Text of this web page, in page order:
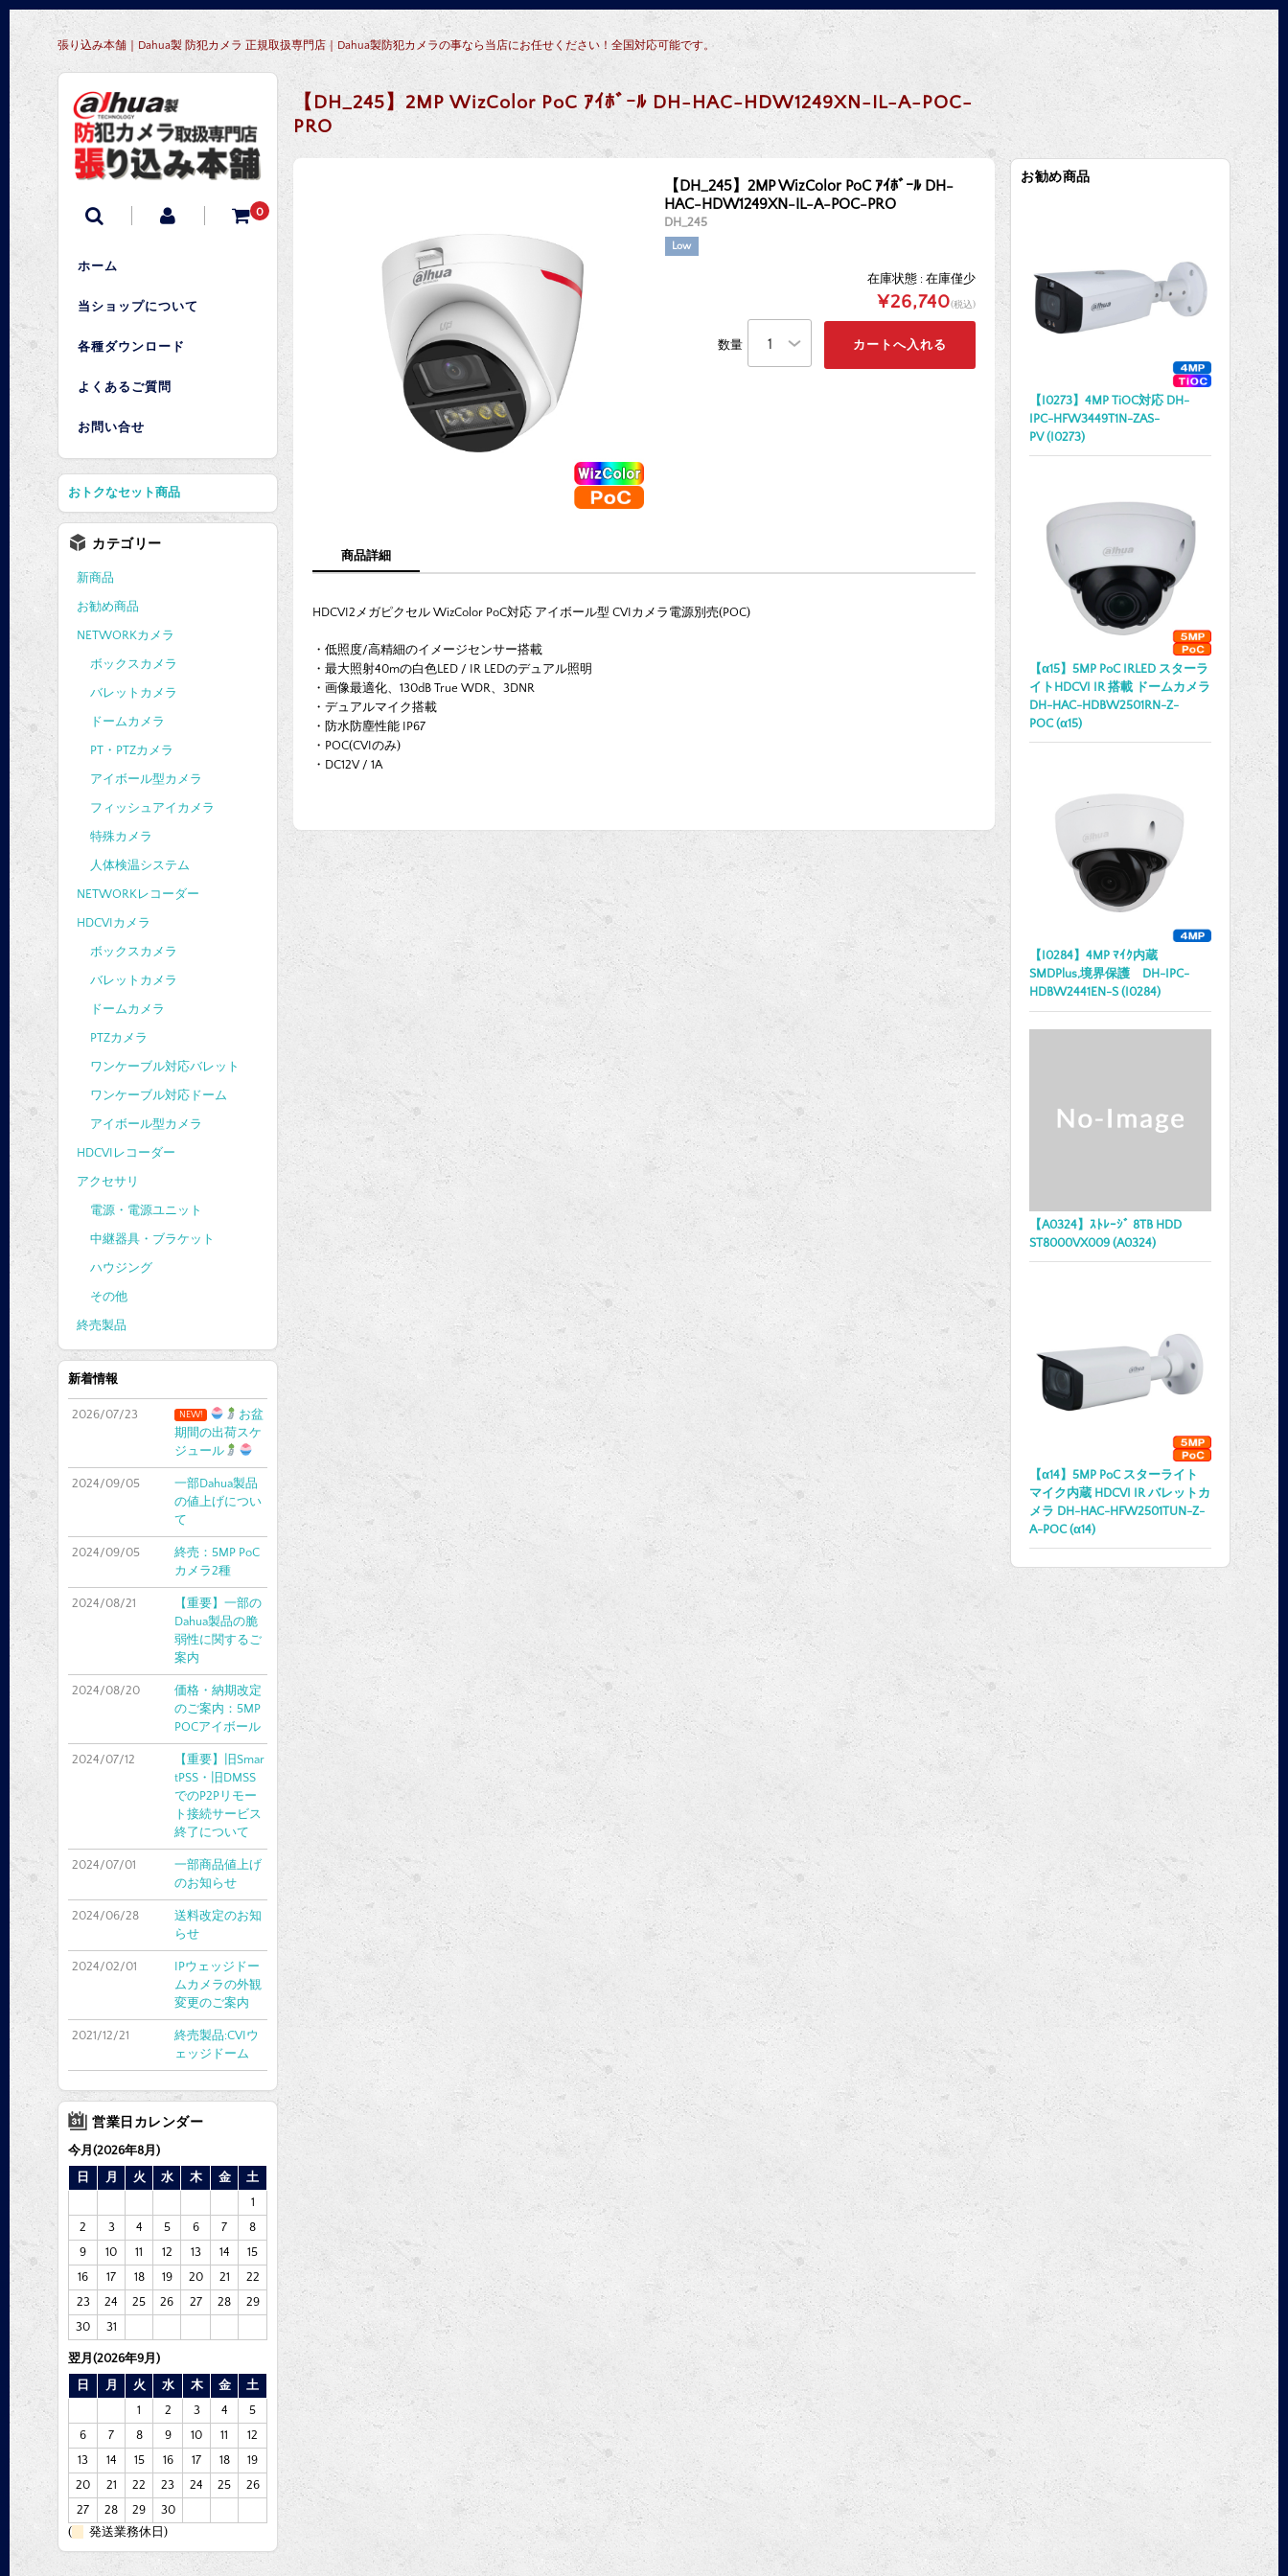
張り込み本舗｜Dahua製 防犯カメラ 正規取扱専門店｜Dahua製防犯カメラの事なら当店にお任せください！全国対応可能です。
0
ホーム
当ショップについて
各種ダウンロード
よくあるご質問
お問い合せ
【DH_245】2MP WizColor PoC ｱｲﾎﾞｰﾙ DH-HAC-HDW1249XN-IL-A-POC-
PRO
【DH_245】2MP WizColor PoC ｱｲﾎﾞｰﾙ DH-
HAC-HDW1249XN-IL-A-POC-PRO
DH_245
Low
在庫状態 : 在庫僅少
¥26,740(税込)
数量
商品詳細
HDCVI 2メガピクセル WizColor PoC対応 アイボール型 CVIカメラ電源別売(POC)
・低照度/高精細のイメージセンサー搭載
・最大照射40mの白色LED / IR LEDのデュアル照明
・画像最適化、130dB True WDR、3DNR
・デュアルマイク搭載
・防水防塵性能 IP67
・POC(CVIのみ)
・DC12V / 1A
お勧め商品
【I0273】4MP TiOC対応 DH-
IPC-HFW3449T1N-ZAS-
PV (I0273)
【α15】5MP PoC IRLED スターラ
イトHDCVI IR 搭載 ドームカメラ
DH-HAC-HDBW2501RN-Z-
POC (α15)
【I0284】4MP ﾏｲｸ内蔵
SMDPlus,境界保護 DH-IPC-
HDBW2441EN-S (I0284)
【A0324】ｽﾄﾚｰｼﾞ 8TB HDD
ST8000VX009 (A0324)
【α14】5MP PoC スターライト
マイク内蔵 HDCVI IR バレットカ
メラ DH-HAC-HFW2501TUN-Z-
A-POC (α14)
おトクなセット商品
カテゴリー
新商品
お勧め商品
NETWORKカメラ
ボックスカメラ
バレットカメラ
ドームカメラ
PT・PTZカメラ
アイボール型カメラ
フィッシュアイカメラ
特殊カメラ
人体検温システム
NETWORKレコーダー
HDCVIカメラ
ボックスカメラ
バレットカメラ
ドームカメラ
PTZカメラ
ワンケーブル対応バレット
ワンケーブル対応ドーム
アイボール型カメラ
HDCVIレコーダー
アクセサリ
電源・電源ユニット
中継器具・ブラケット
ハウジング
その他
終売製品
新着情報
2026/07/23 NEW!
お盆
期間の出荷スケ
ジュール
2024/09/05
一部Dahua製品
の値上げについ
て
2024/09/05
終売：5MP PoC
カメラ2種
2024/08/21
【重要】一部の
Dahua製品の脆
弱性に関するご
案内
2024/08/20
価格・納期改定
のご案内：5MP
POCアイボール
2024/07/12
【重要】旧Smar
tPSS・旧DMSS
でのP2Pリモー
ト接続サービス
終了について
2024/07/01
一部商品値上げ
のお知らせ
2024/06/28
送料改定のお知
らせ
2024/02/01
IPウェッジドー
ムカメラの外観
変更のご案内
2021/12/21
終売製品:CVIウ
ェッジドーム
営業日カレンダー
今月(2026年8月)
日
月 火 水 木 金
土
1
2
3 4 5 6 7
8
9
10 11 12 13 14
15
16
17 18 19 20 21
22
23
24 25 26 27 28
29
30
31
翌月(2026年9月)
日
月 火 水 木 金
土
1
2 3 4
5
6
7 8 9 10 11
12
13
14 15 16 17 18
19
20
21 22 23 24 25
26
27
28 29
30
(
発送業務休日)